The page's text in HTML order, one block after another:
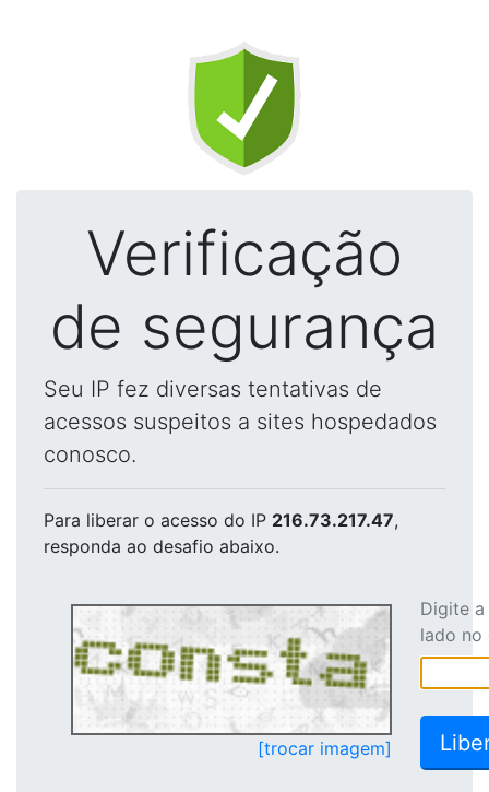
Verificação
de segurança
Seu IP fez diversas tentativas de
acessos suspeitos a sites hospedados
conosco.
Para liberar o acesso do IP 216.73.217.47,
responda ao desafio abaixo.
[trocar imagem]
Digite
lado no